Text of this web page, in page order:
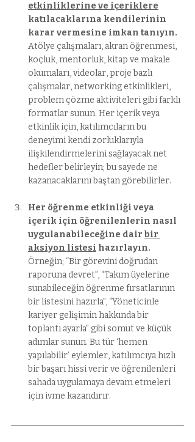
etkinliklerine ve içeriklere
katılacaklarına kendilerinin
karar vermesine imkan tanıyın.
Atölye çalışmaları, akran öğrenmesi,
koçluk, mentorluk, kitap ve makale
okumaları, videolar, proje bazlı
çalışmalar, networking etkinlikleri,
problem çözme aktiviteleri gibi farklı
formatlar sunun. Her içerik veya
etkinlik için, katılımcıların bu
deneyimi kendi zorluklarıyla
ilişkilendirmelerini sağlayacak net
hedefler belirleyin; bu sayede ne
kazanacaklarını baştan görebilirler.
Her öğrenme etkinliği veya
içerik için öğrenilenlerin nasıl
uygulanabileceğine dair bir
aksiyon listesi hazırlayın.
Örneğin; “Bir görevini doğrudan
raporuna devret”, “Takım üyelerine
sunabileceğin öğrenme fırsatlarının
bir listesini hazırla”, “Yöneticinle
kariyer gelişimin hakkında bir
toplantı ayarla” gibi somut ve küçük
adımlar sunun. Bu tür ‘hemen
yapılabilir’ eylemler, katılımcıya hızlı
bir başarı hissi verir ve öğrenilenleri
sahada uygulamaya devam etmeleri
için ivme kazandırır.